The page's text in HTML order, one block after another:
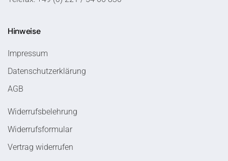
Hinweise
Impressum
Datenschutzerklärung
AGB
Widerrufsbelehrung
Widerrufsformular
Vertrag widerrufen